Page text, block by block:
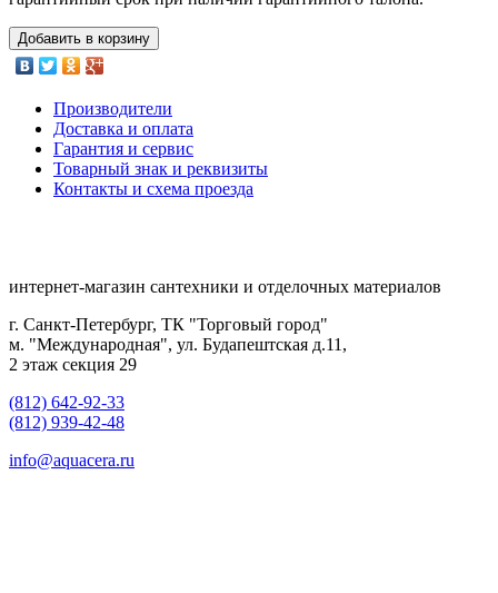
Добавить в корзину
Производители
Доставка и оплата
Гарантия и сервис
Товарный знак и реквизиты
Контакты и схема проезда
интернет-магазин сантехники и отделочных материалов
г. Санкт-Петербург, ТК "Торговый город"
м. "Международная", ул. Будапештская д.11,
2 этаж секция 29
(812) 642-92-33
(812) 939-42-48
info@aquacera.ru